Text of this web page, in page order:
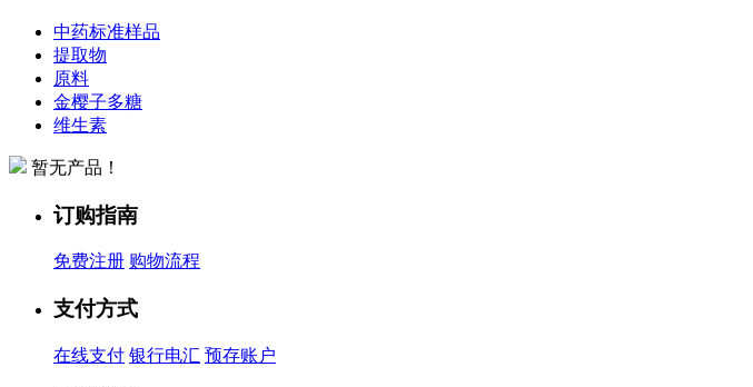
中药标准样品
提取物
原料
金樱子多糖
维生素
暂无产品！
订购指南
免费注册 购物流程
支付方式
在线支付 银行电汇 预存账户